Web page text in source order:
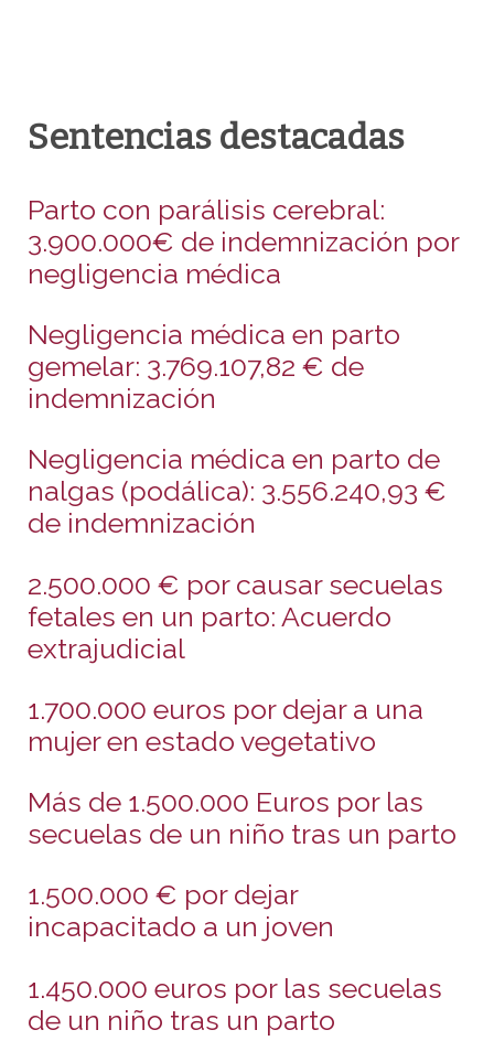
Sentencias destacadas
Parto con parálisis cerebral:
3.900.000€ de indemnización por
negligencia médica
Negligencia médica en parto
gemelar: 3.769.107,82 € de
indemnización
Negligencia médica en parto de
nalgas (podálica): 3.556.240,93 €
de indemnización
2.500.000 € por causar secuelas
fetales en un parto: Acuerdo
extrajudicial
1.700.000 euros por dejar a una
mujer en estado vegetativo
Más de 1.500.000 Euros por las
secuelas de un niño tras un parto
1.500.000 € por dejar
incapacitado a un joven
1.450.000 euros por las secuelas
de un niño tras un parto